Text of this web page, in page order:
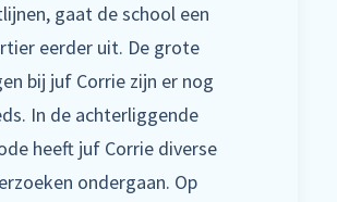
gaat de school een
eerder uit. De grote
bij juf Corrie zijn er nog
In de achterliggende
heeft juf Corrie diverse
ondergaan. Op